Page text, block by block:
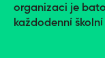
organizaci je
každodenní